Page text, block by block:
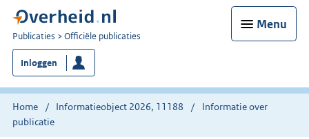
Menu
U
bent
nu
hier:
Publicaties Officiële publicaties
Inloggen
Home Informatieobject 2026, 11188
Informatie over
publicatie